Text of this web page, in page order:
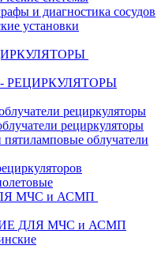
и диагностика сосудов
установки
РЕЦИРКУЛЯТОРЫ
рециркуляторы
рециркуляторы
облучатели
МЧС и АСМП
ДЛЯ МЧС и АСМП